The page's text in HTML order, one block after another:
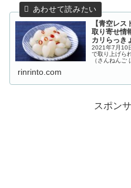
【青空レ
取り寄せ情
カリらっき
2021年7月10
で取り上げら
（さんねんご
rinrinto.com
スポン